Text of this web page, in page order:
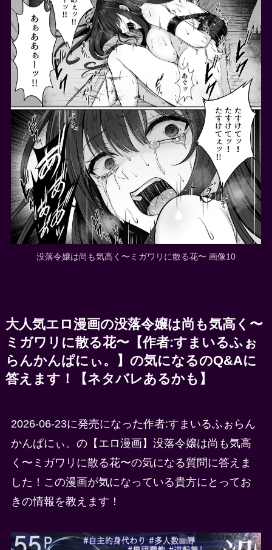
没落令嬢は尚も気高く〜ミガワリに散る花〜 画像10
大人気エロ漫画の没落令嬢は尚も気高く〜
ミガワリに散る花〜【作者:すまいるふぉ
らんかんぱにぃ。】の気になるのQ&Aに
答えます！【ネタバレあるかも】
2026-06-23に発売になった作者:すまいるふぉらん
かんぱにぃ。の【エロ漫画】没落令嬢は尚も気高
く〜ミガワリに散る花〜の気になる質問に答えま
した！この漫画が気になっている貴方にとってお
きの情報を教えます！